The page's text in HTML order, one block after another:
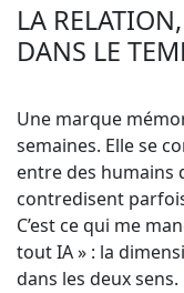
LA
DANS LE
Une marque
semaines. Elle se
entre des humains
contredisent
C’est ce qui me
tout IA » : la
dans les deux sens.